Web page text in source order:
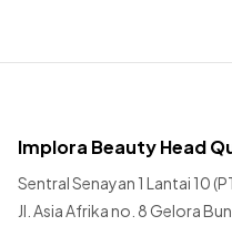
Implora Beauty Head
Sentral Senayan 1 Lantai 10
Jl. Asia Afrika no. 8 Gelora